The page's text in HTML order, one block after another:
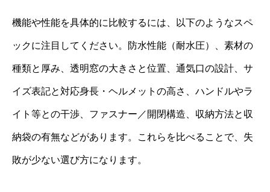
機能や性能を具体的に比較するには、以下のようなスペ
ックに注目してください。防水性能（耐水圧）、素材の
種類と厚み、透明窓の大きさと位置、通気口の設計、サ
イズ表記と対応身長・ヘルメットの高さ、ハンドルやラ
イト等との干渉、ファスナー／開閉構造、収納方法と収
納袋の有無などがあります。これらを比べることで、失
敗が少ない選び方になります。